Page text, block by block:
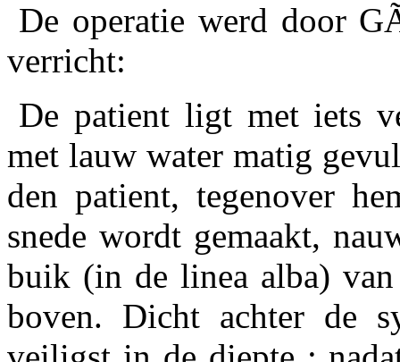
De operatie werd door
verricht:
De patient ligt met iets
met lauw water matig
den patient, tegenover
snede wordt gemaakt,
buik (in de linea alba)
boven. Dicht achter de